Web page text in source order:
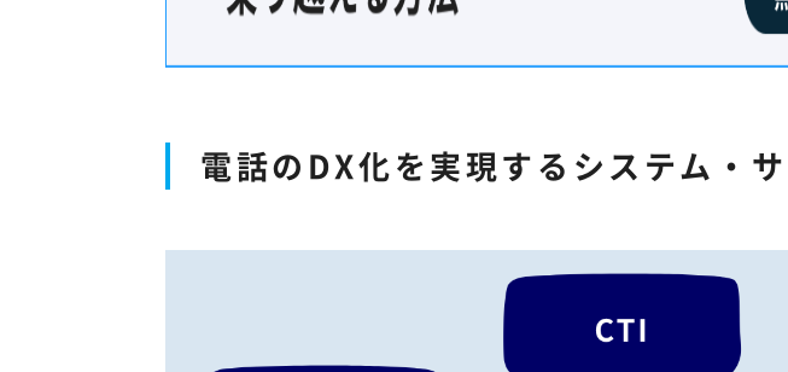
電話のDX化を実現するシステム・